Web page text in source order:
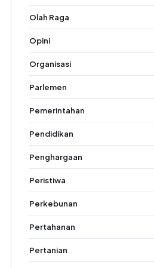
Olah Raga
Opini
Organisasi
Parlemen
Pemerintahan
Pendidikan
Penghargaan
Peristiwa
Perkebunan
Pertahanan
Pertanian